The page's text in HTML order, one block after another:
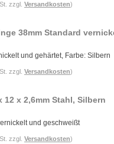
zzgl. Versandkosten)
38mm Standard
und gehärtet, Farbe: Silbern
zzgl. Versandkosten)
12 x 2,6mm Stahl, Silbern
und geschweißt
zzgl. Versandkosten)